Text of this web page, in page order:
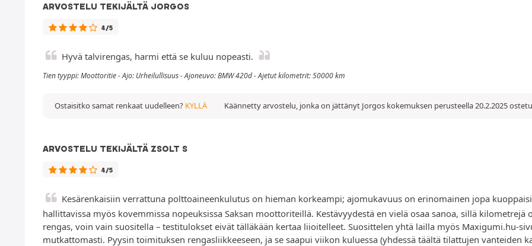
ARVOSTELU TEKIJÄLTÄ JORGOS
4/5
Hyvä talvirengas, harmi että se kuluu nopeasti.
Tien tyyppi: Moottoritie - Ajo: Urheilullisuus - Ajoneuvo: BMW 420d - Ajetut kilometrit: 50000 km
Käännetty arvostelu, jonka on jättänyt Jorgos kokemuksen perusteella 20.2.2025
Ostaisitko samat renkaat uudelleen? KYLLÄ
ARVOSTELU TEKIJÄLTÄ ZSOLT S
4/5
Kesärenkaisiin verrattuna polttoaineenkulutus on hieman korkeampi; ajomukavuus on erinomainen jopa
hallittavissa myös kovemmissa nopeuksissa Saksan moottoriteillä. Kestävyydestä en vielä osaa sanoa, sillä
rengas, voin vain suositella – testitulokset eivät tälläkään kertaa liioitelleet. Suosittelen yhtä lailla myös Maxigumi.hu-
mutkattomasti. Pyysin toimituksen rengasliikkeeseen, ja se saapui viikon kuluessa (yhdessä täältä tilattujen vanteiden